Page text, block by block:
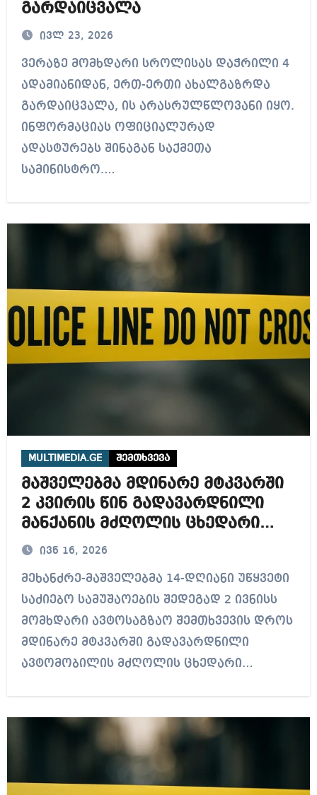
გარდაიცვალა
ივლ 23, 2026
ვერაზე მომხდარი სროლისას დაჭრილი 4
ადამიანიდან, ერთ-ერთი ახალგაზრდა
გარდაიცვალა, ის არასრულწლოვანი იყო.
ინფორმაციას ოფიციალურად
ადასტურებს შინაგან საქმეთა
სამინისტრო.…
MULTIMEDIA.GE შემთხვევა
მაშველებმა მდინარე მტკვარში
2 კვირის წინ გადავარდნილი
მანქანის მძღოლის ცხედარი
იპოვეს
ივნ 16, 2026
მეხანძრე-მაშველებმა 14-დღიანი უწყვეტი
საძიებო სამუშაოების შედეგად 2 ივნისს
მომხდარი ავტოსაგზაო შემთხვევის დროს
მდინარე მტკვარში გადავარდნილი
ავტომობილის მძღოლის ცხედარი…